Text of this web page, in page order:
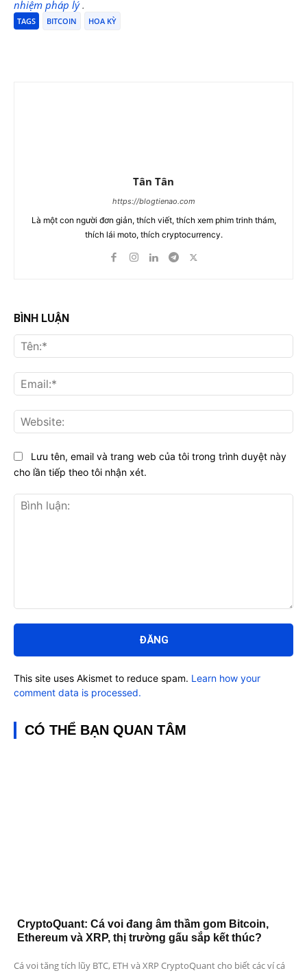
nhiệm pháp lý.
TAGS BITCOIN HOA KỲ
Tân Tân
https://blogtienao.com
Là một con người đơn giản, thích viết, thích xem phim trinh thám,
thích lái moto, thích cryptocurrency.
BÌNH LUẬN
luận:
Lưu tên, email và trang web của tôi trong trình duyệt này
cho lần tiếp theo tôi nhận xét.
This site uses Akismet to reduce spam. Learn how your
comment data is processed.
CÓ THỂ BẠN QUAN TÂM
CryptoQuant: Cá voi đang âm thầm gom Bitcoin,
Ethereum và XRP, thị trường gấu sắp kết thúc?
Cá voi tăng tích lũy BTC, ETH và XRP CryptoQuant cho biết các ví cá